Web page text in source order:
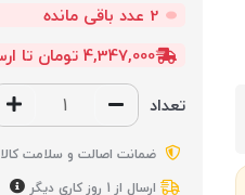
2 عدد باقی مانده
4,347,000 تومان تا ارسال رایگان
تعداد
ضمانت اصالت و سلامت کالا
ارسال از 1 روز کاری دیگر